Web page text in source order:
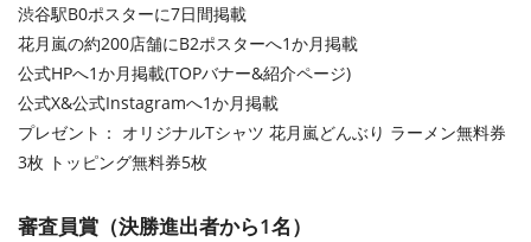
渋谷駅B0ポスターに7日間掲載
花月嵐の約200店舗にB2ポスターへ1か月掲載
公式HPへ1か月掲載(TOPバナー&紹介ページ)
公式X&公式Instagramへ1か月掲載
プレゼント： オリジナルTシャツ 花月嵐どんぶり ラーメン無料券
3枚 トッピング無料券5枚
審査員賞（決勝進出者から1名）